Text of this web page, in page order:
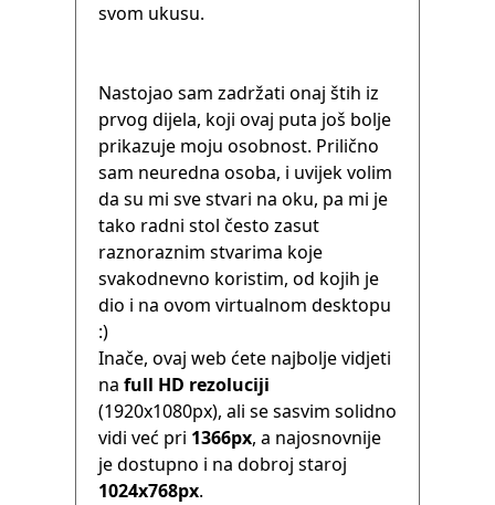
svom ukusu.
Nastojao sam zadržati onaj štih iz
prvog dijela, koji ovaj puta još bolje
prikazuje moju osobnost. Prilično
sam neuredna osoba, i uvijek volim
da su mi sve stvari na oku, pa mi je
tako radni stol često zasut
raznoraznim stvarima koje
svakodnevno koristim, od kojih je
dio i na ovom virtualnom desktopu
:)
Inače, ovaj web ćete najbolje vidjeti
na full HD rezoluciji
(1920x1080px), ali se sasvim solidno
vidi već pri 1366px, a najosnovnije
je dostupno i na dobroj staroj
1024x768px.